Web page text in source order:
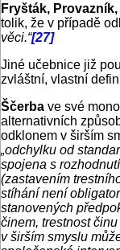
Fryšták,
tolik, že v případě
věci.“[27]
Jiné učebnice již
zvláštní, vlastní
Ščerba ve své
alternativních
odklonem v širším
„odchylku od
spojena s
(zastavením
stíhání není
stanovených
činem, trestnost
v širším smyslu